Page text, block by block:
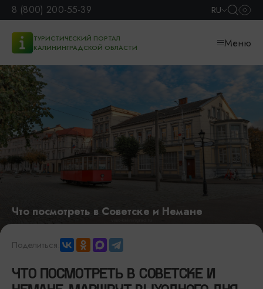
8 (800) 200-55-39 RU
ТУРИСТИЧЕСКИЙ ПОРТАЛ
КАЛИНИНГРАДСКОЙ ОБЛАСТИ
Меню
Что посмотреть в Советске и Немане
Поделиться:
ЧТО ПОСМОТРЕТЬ В СОВЕТСКЕ И